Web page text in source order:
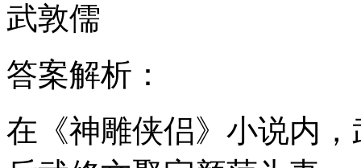
武敦儒
答案解析：
在《神雕侠侣》小说内